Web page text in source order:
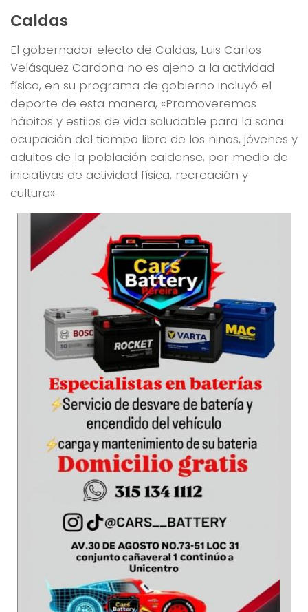
Caldas
El gobernador electo de Caldas, Luis Carlos
Velásquez Cardona no es ajeno a la actividad
física, en su programa de gobierno incluyó el
deporte de esta manera, «Promoveremos
hábitos y estilos de vida saludable para la sana
ocupación del tiempo libre de los niños, jóvenes y
adultos de la población caldense, por medio de
iniciativas de actividad física, recreación y
cultura».